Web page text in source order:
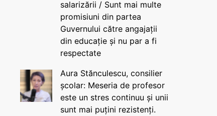
salarizării / Sunt mai multe
promisiuni din partea
Guvernului către angajații
din educație și nu par a fi
respectate
Aura Stănculescu, consilier
școlar: Meseria de profesor
este un stres continuu și unii
sunt mai puțini rezistenți.